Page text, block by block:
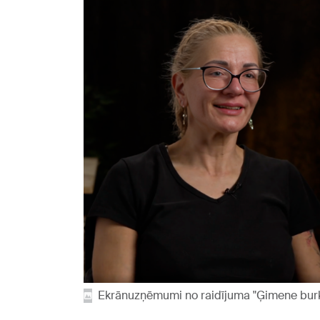
Ekrānuzņēmumi no raidījuma "Ģimene